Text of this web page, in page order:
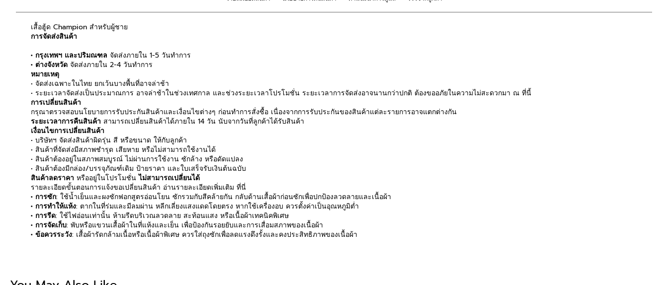
เสื้อฮู้ด Champion สำหรับผู้ชาย
การจัดส่งสินค้า
• กรุงเทพฯ และปริมณฑล จัดส่งภายใน 1-5 วันทำการ
• ต่างจังหวัด จัดส่งภายใน 2-4 วันทำการ
หมายเหตุ
• จัดส่งเฉพาะในไทย ยกเว้นบางพื้นที่อาจล่าช้า
• ระยะเวลาจัดส่งเป็นประมาณการ อาจล่าช้าในช่วงเทศกาล และช่วงระยะเวลาโปรโมชั่น ระยะเวลาการจัดส่งอาจนานกว่าปกติ ต้องขออภัยในความไม่สะดวกมา ณ ที่นี้
การเปลี่ยนสินค้า
กรุณาตรวจสอบนโยบายการรับประกันสินค้าและเงื่อนไขต่างๆ ก่อนทำการสั่งซื้อ เนื่องจากการรับประกันของสินค้าแต่ละรายการอาจแตกต่างกัน
ระยะเวลาการคืนสินค้า สามารถเปลี่ยนสินค้าได้ภายใน 14 วัน นับจากวันที่ลูกค้าได้รับสินค้า
เงื่อนไขการเปลี่ยนสินค้า
• บริษัทฯ จัดส่งสินค้าผิดรุ่น สี หรือขนาด ให้กับลูกค้า
• สินค้าที่จัดส่งมีสภาพชำรุด เสียหาย หรือไม่สามารถใช้งานได้
• สินค้าต้องอยู่ในสภาพสมบูรณ์ ไม่ผ่านการใช้งาน ซักล้าง หรือดัดแปลง
• สินค้าต้องมีกล่อง/บรรจุภัณฑ์เดิม ป้ายราคา และใบเสร็จรับเงินต้นฉบับ
สินค้าลดราคา หรืออยู่ในโปรโมชั่นไม่สามารถเปลี่ยนได้
รายละเอียดขั้นตอนการแจ้งขอเปลี่ยนสินค้า อ่านรายละเอียดเพิ่มเติม ที่นี่
• การซัก: ใช้น้ำเย็นและผงซักฟอกสูตรอ่อนโยน ซักรวมกับสีคล้ายกัน กลับด้านเสื้อผ้าก่อนซักเพื่อปกป้องลวดลายและเนื้อผ้า
• การทำให้แห้ง: ตากในที่ร่มและมีลมผ่าน หลีกเลี่ยงแสงแดดโดยตรง หากใช้เครื่องอบ ควรตั้งค่าเป็นอุณหภูมิต่ำ
• การรีด: ใช้ไฟอ่อนเท่านั้น ห้ามรีดบริเวณลวดลาย สะท้อนแสง หรือเนื้อผ้าเทคนิคพิเศษ
• การจัดเก็บ: พับหรือแขวนเสื้อผ้าในที่แห้งและเย็น เพื่อป้องกันรอยยับและการเสื่อมสภาพของเนื้อผ้า
• ข้อควรระวัง: เสื้อผ้ารัดกล้ามเนื้อหรือเนื้อผ้าพิเศษ ควรใส่ถุงซักเพื่อลดแรงดึงรั้งและคงประสิทธิภาพของเนื้อผ้า